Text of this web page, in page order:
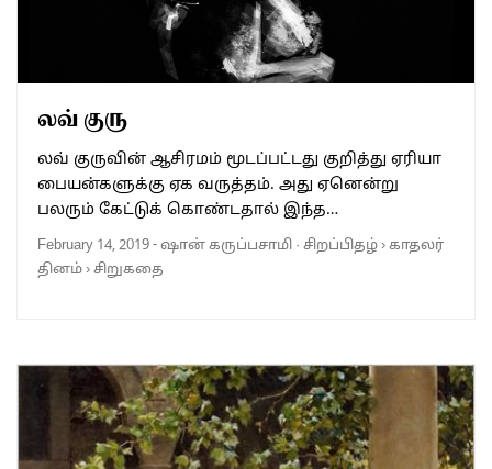
லவ் குரு
லவ் குருவின் ஆசிரமம் மூடப்பட்டது குறித்து ஏரியா
பையன்களுக்கு ஏக வருத்தம். அது ஏனென்று
பலரும் கேட்டுக் கொண்டதால் இந்த…
February 14, 2019-ஷான் கருப்பசாமி · சிறப்பிதழ்›காதலர்
தினம்›சிறுகதை